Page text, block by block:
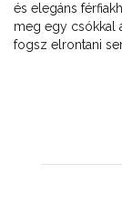
és elegáns
meg egy csókkal
fogsz elrontani